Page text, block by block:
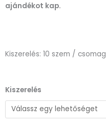
ajándékot kap.
Kiszerelés: 10 szem / csomag
Kiszerelés
Cenforce
200mg
mennyiség